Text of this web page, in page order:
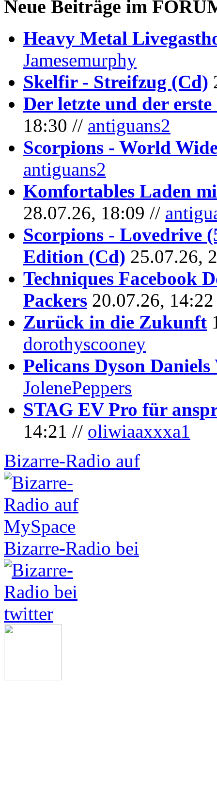
Neue Beiträge im
Heavy Metal
Jamesemurphy
Skelfir - Streifzug (Cd)
Der letzte und der erste
18:30 // antiguans2
Scorpions - World
antiguans2
Komfortables Laden
28.07.26, 18:09 //
Scorpions - Lovedrive
Edition (Cd) 25.07.26,
Techniques Facebook
Packers 20.07.26,
Zurück in die Zukunft
dorothyscooney
Pelicans Dyson
JolenePeppers
STAG EV Pro für
14:21 // oliwiaaxxxa1
Bizarre-Radio auf
Bizarre-Radio bei